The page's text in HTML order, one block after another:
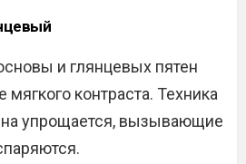
и глянцевых пятен
контраста. Техника
упрощается, вызывающие